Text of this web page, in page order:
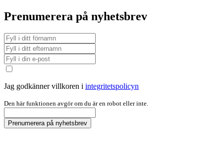
Prenumerera på nyhetsbrev
Jag godkänner villkoren i integritetspolicyn
Den här funktionen avgör om du är en robot eller inte.